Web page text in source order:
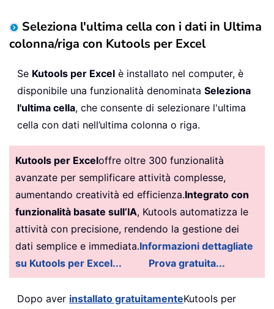
Seleziona l'ultima cella con i dati in Ultima
colonna/riga con Kutools per Excel
Se Kutools per Excel è installato nel computer, è
disponibile una funzionalità denominata Seleziona
l'ultima cella, che consente di selezionare l'ultima
cella con dati nell’ultima colonna o riga.
Kutools per Exceloffre oltre 300 funzionalità
avanzate per semplificare attività complesse,
aumentando creatività ed efficienza.Integrato con
funzionalità basate sull’IA, Kutools automatizza le
attività con precisione, rendendo la gestione dei
dati semplice e immediata.Informazioni dettagliate
su Kutools per Excel...
Prova gratuita...
Dopo aver installato gratuitamenteKutools per